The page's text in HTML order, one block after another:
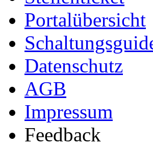
Portalübersicht
Datenschutz
AGB
Impressum
Feedback